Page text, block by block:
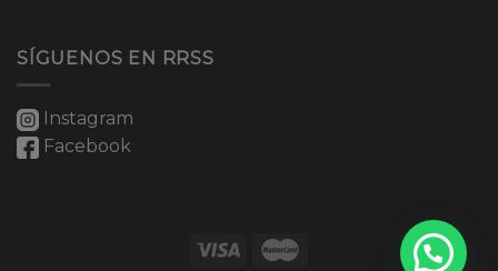
SÍGUENOS EN RRSS
Instagram
Facebook